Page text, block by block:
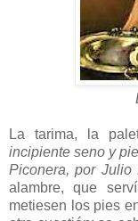
La tarima, la
incipiente seno y
Piconera, por Julio
alambre, que
metiesen los pies